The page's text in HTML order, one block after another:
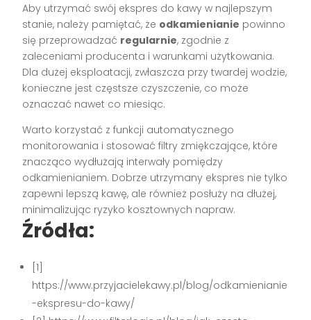
Aby utrzymać swój ekspres do kawy w najlepszym
stanie, należy pamiętać, że odkamienianie powinno
się przeprowadzać regularnie, zgodnie z
zaleceniami producenta i warunkami użytkowania.
Dla dużej eksploatacji, zwłaszcza przy twardej wodzie,
konieczne jest częstsze czyszczenie, co może
oznaczać nawet co miesiąc.
Warto korzystać z funkcji automatycznego
monitorowania i stosować filtry zmiękczające, które
znacząco wydłużają interwały pomiędzy
odkamienianiem. Dobrze utrzymany ekspres nie tylko
zapewni lepszą kawę, ale również posłuży na dłużej,
minimalizując ryzyko kosztownych napraw.
Źródła:
[1]
https://www.przyjacielekawy.pl/blog/odkamienianie
-ekspresu-do-kawy/